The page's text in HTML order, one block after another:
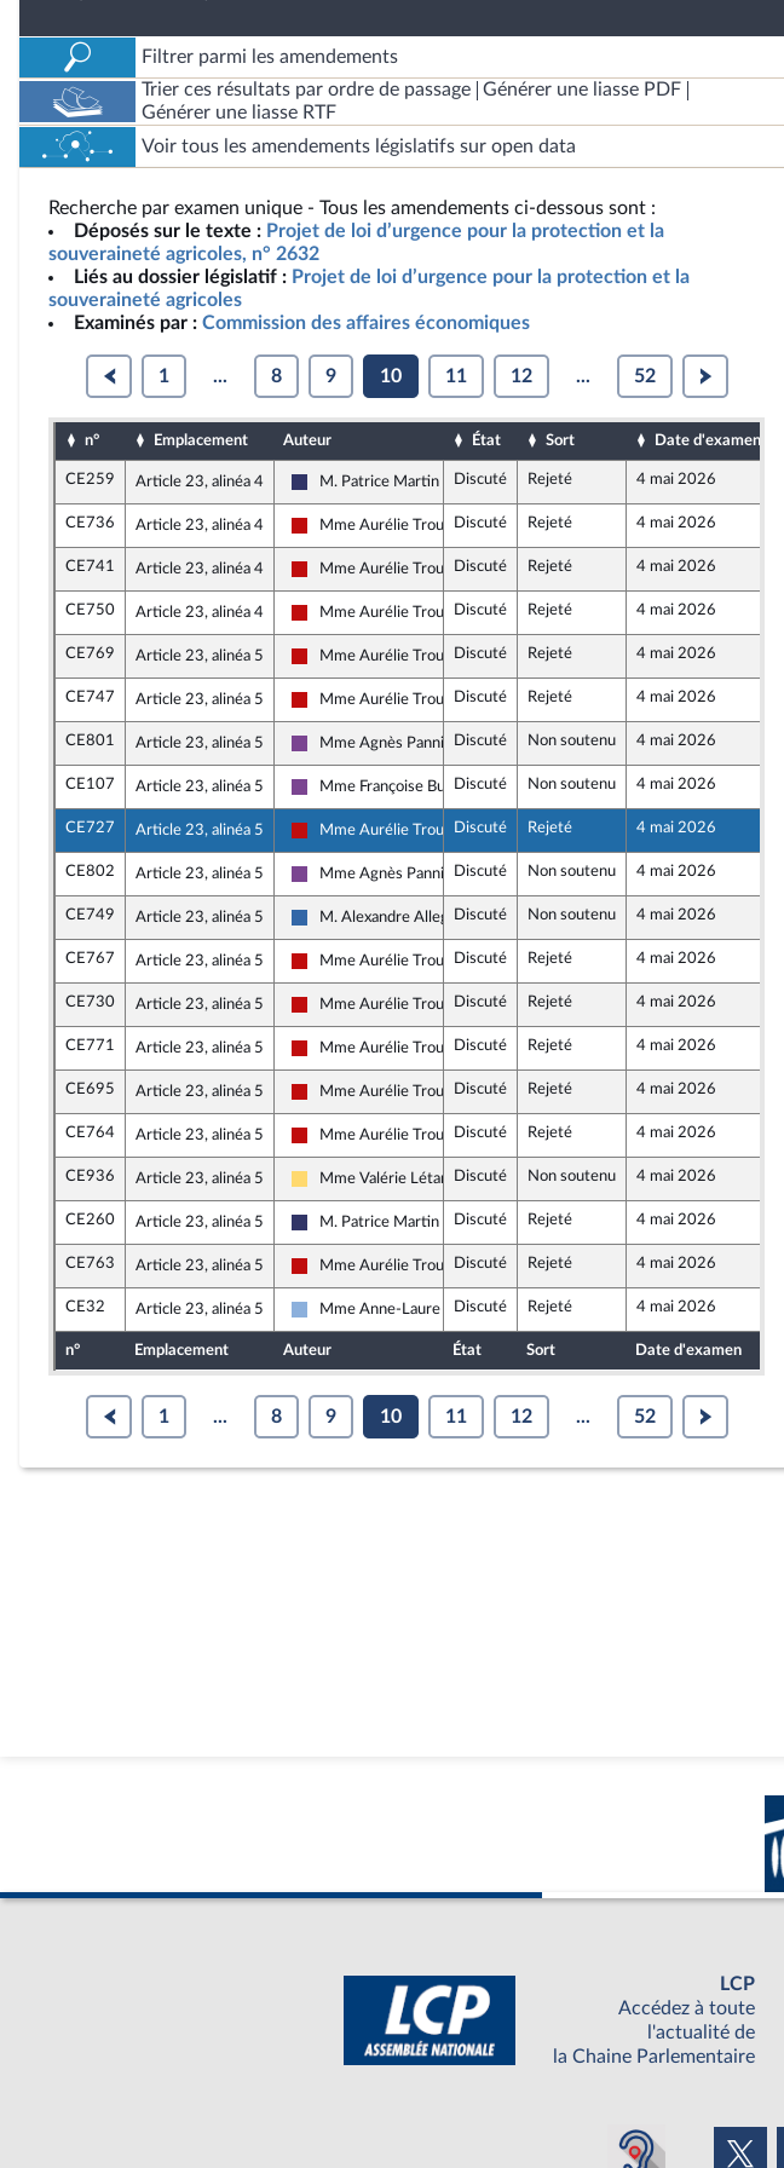
Filtrer parmi les amendements
Trier ces résultats par ordre de passage
Générer une liasse PDF
Générer une liasse RTF
Voir tous les amendements législatifs sur open data
Recherche par examen unique - Tous les amendements ci-dessous sont :
Déposés sur le texte : Projet de loi d’urgence pour la protection et la
souveraineté agricoles, n° 2632
Liés au dossier législatif : Projet de loi d’urgence pour la protection et la
souveraineté agricoles
Examinés par : Commission des affaires économiques
1 ... 8 9 10 11 12 ... 52
n° Emplacement Auteur État Sort Date d'examen
CE259 Article 23, alinéa 4
Rassemblement National
M. Patrice Martin Discuté Rejeté 4 mai 2026
CE736 Article 23, alinéa 4
La France insoumise - Nouveau Front Populaire
Mme Aurélie TrouvéDiscuté Rejeté 4 mai 2026
CE741 Article 23, alinéa 4
La France insoumise - Nouveau Front Populaire
Mme Aurélie TrouvéDiscuté Rejeté 4 mai 2026
CE750 Article 23, alinéa 4
La France insoumise - Nouveau Front Populaire
Mme Aurélie TrouvéDiscuté Rejeté 4 mai 2026
CE769 Article 23, alinéa 5
La France insoumise - Nouveau Front Populaire
Mme Aurélie TrouvéDiscuté Rejeté 4 mai 2026
CE747 Article 23, alinéa 5
La France insoumise - Nouveau Front Populaire
Mme Aurélie TrouvéDiscuté Rejeté 4 mai 2026
CE801 Article 23, alinéa 5
Ensemble pour la République
Mme Agnès Pannier-Runacher
Discuté Non soutenu 4 mai 2026
CE107 Article 23, alinéa 5
Ensemble pour la République
Mme Françoise BuffetDiscuté Non soutenu 4 mai 2026
CE727 Article 23, alinéa 5
La France insoumise - Nouveau Front Populaire
Mme Aurélie TrouvéDiscuté Rejeté 4 mai 2026
CE802 Article 23, alinéa 5
Ensemble pour la République
Mme Agnès Pannier-Runacher
Discuté Non soutenu 4 mai 2026
CE749 Article 23, alinéa 5
Union des droites pour la République
M. Alexandre Allegret-Pilot
Discuté Non soutenu 4 mai 2026
CE767 Article 23, alinéa 5
La France insoumise - Nouveau Front Populaire
Mme Aurélie TrouvéDiscuté Rejeté 4 mai 2026
CE730 Article 23, alinéa 5
La France insoumise - Nouveau Front Populaire
Mme Aurélie TrouvéDiscuté Rejeté 4 mai 2026
CE771 Article 23, alinéa 5
La France insoumise - Nouveau Front Populaire
Mme Aurélie TrouvéDiscuté Rejeté 4 mai 2026
CE695 Article 23, alinéa 5
La France insoumise - Nouveau Front Populaire
Mme Aurélie TrouvéDiscuté Rejeté 4 mai 2026
CE764 Article 23, alinéa 5
La France insoumise - Nouveau Front Populaire
Mme Aurélie TrouvéDiscuté Rejeté 4 mai 2026
CE936 Article 23, alinéa 5
Libertés, Indépendants, Outre-mer et Territoires
Mme Valérie Létard Discuté Non soutenu 4 mai 2026
CE260 Article 23, alinéa 5
Rassemblement National
M. Patrice Martin Discuté Rejeté 4 mai 2026
CE763 Article 23, alinéa 5
La France insoumise - Nouveau Front Populaire
Mme Aurélie TrouvéDiscuté Rejeté 4 mai 2026
CE32 Article 23, alinéa 5
Droite Républicaine
Mme Anne-Laure BlinDiscuté Rejeté 4 mai 2026
n° Emplacement Auteur État Sort Date d'examen
1 ... 8 9 10 11 12 ... 52
LCP
Accédez à toute
l'actualité de
la Chaine Parlementaire